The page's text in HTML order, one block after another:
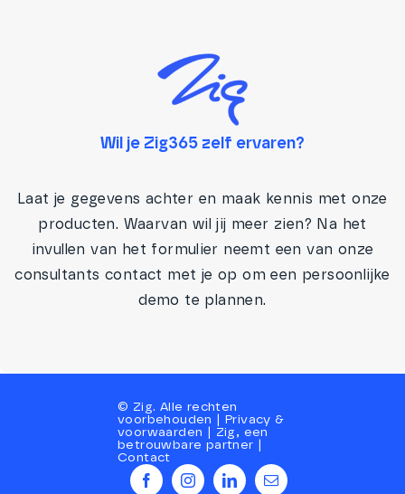
Wil je Zig365 zelf ervaren?
Laat je gegevens achter en maak kennis met onze
producten. Waarvan wil jij meer zien? Na het
invullen van het formulier neemt een van onze
consultants contact met je op om een persoonlijke
demo te plannen.
© Zig. Alle rechten
voorbehouden |Privacy &
voorwaarden
Zig, een
betrouwbare partner
Contact